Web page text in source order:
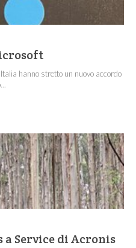
hanno stretto un nuovo accordo
a Service di Acronis